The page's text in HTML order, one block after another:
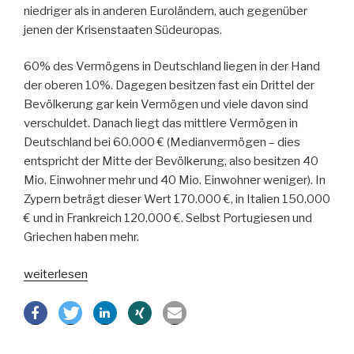
niedriger als in anderen Euroländern, auch gegenüber
jenen der Krisenstaaten Südeuropas.
60% des Vermögens in Deutschland liegen in der Hand
der oberen 10%. Dagegen besitzen fast ein Drittel der
Bevölkerung gar kein Vermögen und viele davon sind
verschuldet. Danach liegt das mittlere Vermögen in
Deutschland bei 60.000 € (Medianvermögen – dies
entspricht der Mitte der Bevölkerung, also besitzen 40
Mio. Einwohner mehr und 40 Mio. Einwohner weniger). In
Zypern beträgt dieser Wert 170.000 €, in Italien 150.000
€ und in Frankreich 120.000 €. Selbst Portugiesen und
Griechen haben mehr.
„Vermögen
Deutschen
weiterlesen